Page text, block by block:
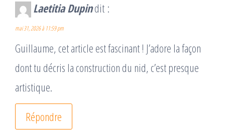
Laetitia Dupindit :
mai 31, 2026 à 11:59 pm
Guillaume, cet article est fascinant ! J’adore la façon
dont tu décris la construction du nid, c’est presque
artistique.
Répondre